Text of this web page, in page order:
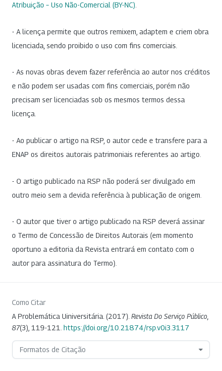
Atribuição – Uso Não-Comercial (BY-NC)
- A licença permite que outros remixem, adaptem e criem obra
licenciada, sendo proibido o uso com fins comerciais.
- As novas obras devem fazer referência ao autor nos créditos
e não podem ser usadas com fins comerciais, porém não
precisam ser licenciadas sob os mesmos termos dessa
licença.
- Ao publicar o artigo na RSP, o autor cede e transfere para a
ENAP os direitos autorais patrimoniais referentes ao artigo.
- O artigo publicado na RSP não poderá ser divulgado em
outro meio sem a devida referência à publicação de origem.
- O autor que tiver o artigo publicado na RSP deverá assinar
o Termo de Concessão de Direitos Autorais (em momento
oportuno a editoria da Revista entrará em contato com o
autor para assinatura do Termo).
Como Citar
A Problemática Uiniversitária. (2017). Revista Do Serviço Público
87(3), 119-121. https://doi.org/10.21874/rsp.v0i3.3117
Formatos de Citação